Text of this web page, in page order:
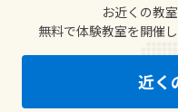
お近くの教
無料で体験教室を開催
近く